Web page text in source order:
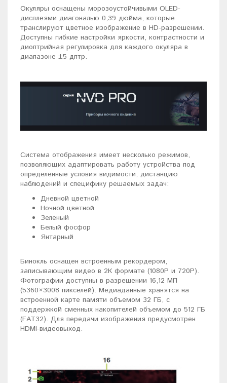
Окуляры оснащены морозоустойчивыми OLED-
дисплеями диагональю 0,39 дюйма, которые
транслируют цветное изображение в HD-разрешении.
Доступны гибкие настройки яркости, контрастности и
диоптрийная регулировка для каждого окуляра в
диапазоне ±5 дптр.
Система отображения имеет несколько режимов,
позволяющих адаптировать работу устройства под
определенные условия видимости, дистанцию
наблюдений и специфику решаемых задач:
Дневной цветной
Ночной цветной
Зеленый
Белый фосфор
Янтарный
Бинокль оснащен встроенным рекордером,
записывающим видео в 2К формате (1080P и 720P).
Фотографии доступны в разрешении 16,12 МП
(5360×3008 пикселей). Медиаданные хранятся на
встроенной карте памяти объемом 32 ГБ, с
поддержкой сменных накопителей объемом до 512 ГБ
(FAT32). Для передачи изображения предусмотрен
HDMI-видеовыход.